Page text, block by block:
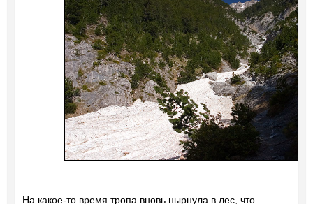
На какое-то время тропа вновь нырнула в лес, что